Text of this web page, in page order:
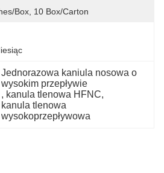
Box, 10 Box/Carton
Jednorazowa kaniula nosowa o
wysokim przepływie
, kanula tlenowa HFNC,
kanula tlenowa
wysokoprzepływowa